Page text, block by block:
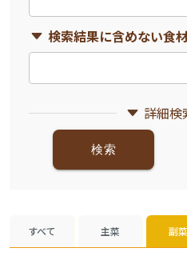
検索結果に含めない食
詳細検
検索
すべて 主菜 副菜